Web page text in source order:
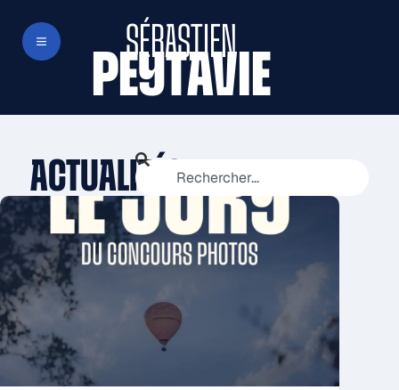
SÉBASTIEN
PEYTAVIE
ACTUALITÉS